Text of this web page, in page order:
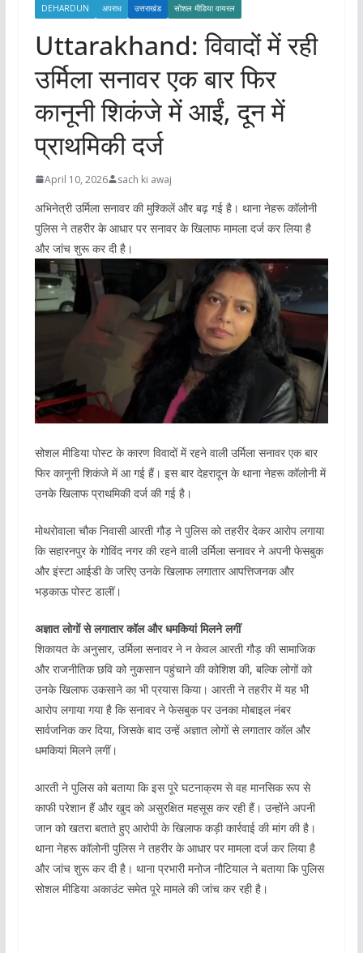
DEHARDUN अपराध उत्तराखंड सोशल मीडिया वायरल
Uttarakhand: विवादों में रही
उर्मिला सनावर एक बार फिर
कानूनी शिकंजे में आईं, दून में
प्राथमिकी दर्ज
April 10, 2026 sach ki awaj
अभिनेत्री उर्मिला सनावर की मुश्किलें और बढ़ गई है। थाना नेहरू कॉलोनी
पुलिस ने तहरीर के आधार पर सनावर के खिलाफ मामला दर्ज कर लिया है
और जांच शुरू कर दी है।
सोशल मीडिया पोस्ट के कारण विवादों में रहने वाली उर्मिला सनावर एक बार
फिर कानूनी शिकंजे में आ गई हैं। इस बार देहरादून के थाना नेहरू कॉलोनी में
उनके खिलाफ प्राथमिकी दर्ज की गई है।
मोथरोवाला चौक निवासी आरती गौड़ ने पुलिस को तहरीर देकर आरोप लगाया
कि सहारनपुर के गोविंद नगर की रहने वाली उर्मिला सनावर ने अपनी फेसबुक
और इंस्टा आईडी के जरिए उनके खिलाफ लगातार आपत्तिजनक और
भड़काऊ पोस्ट डालीं।
अज्ञात लोगों से लगातार कॉल और धमकियां मिलने लगीं
शिकायत के अनुसार, उर्मिला सनावर ने न केवल आरती गौड़ की सामाजिक
और राजनीतिक छवि को नुकसान पहुंचाने की कोशिश की, बल्कि लोगों को
उनके खिलाफ उकसाने का भी प्रयास किया। आरती ने तहरीर में यह भी
आरोप लगाया गया है कि सनावर ने फेसबुक पर उनका मोबाइल नंबर
सार्वजनिक कर दिया, जिसके बाद उन्हें अज्ञात लोगों से लगातार कॉल और
धमकियां मिलने लगीं।
आरती ने पुलिस को बताया कि इस पूरे घटनाक्रम से वह मानसिक रूप से
काफी परेशान हैं और खुद को असुरक्षित महसूस कर रही हैं। उन्होंने अपनी
जान को खतरा बताते हुए आरोपी के खिलाफ कड़ी कार्रवाई की मांग की है।
थाना नेहरू कॉलोनी पुलिस ने तहरीर के आधार पर मामला दर्ज कर लिया है
और जांच शुरू कर दी है। थाना प्रभारी मनोज नौटियाल ने बताया कि पुलिस
सोशल मीडिया अकाउंट समेत पूरे मामले की जांच कर रही है।